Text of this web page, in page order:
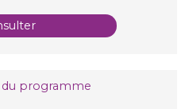
programme